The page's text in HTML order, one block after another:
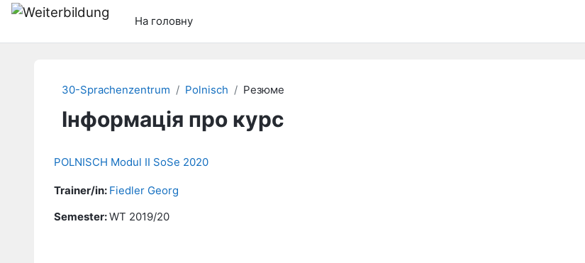
Перейти до головного вмісту
На головну
30-Sprachenzentrum Polnisch Резюме
Інформація про курс
POLNISCH Modul II SoSe 2020
Trainer/in: Fiedler Georg
Semester:WT 2019/20